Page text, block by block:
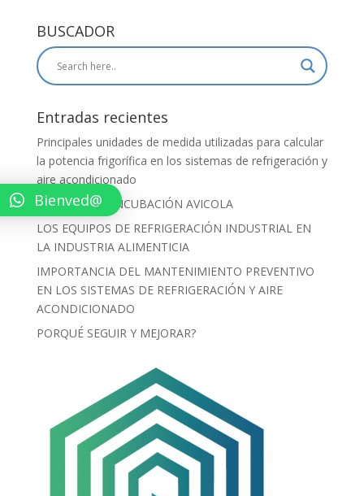
BUSCADOR
Entradas recientes
Principales unidades de medida utilizadas para calcular
la potencia frigorífica en los sistemas de refrigeración y
aire acondicionado
PROCESO DE INCUBACIÓN AVICOLA
LOS EQUIPOS DE REFRIGERACIÓN INDUSTRIAL EN
LA INDUSTRIA ALIMENTICIA
IMPORTANCIA DEL MANTENIMIENTO PREVENTIVO
EN LOS SISTEMAS DE REFRIGERACIÓN Y AIRE
ACONDICIONADO
PORQUÉ SEGUIR Y MEJORAR?
Bienved@